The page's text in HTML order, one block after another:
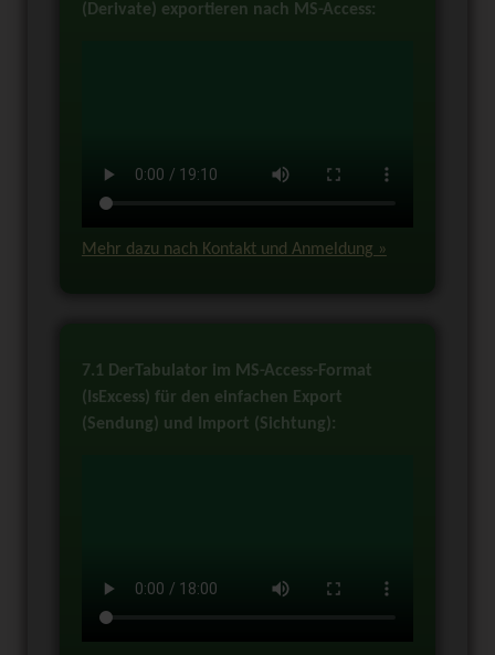
(Derivate) exportieren nach MS-Access:
Mehr dazu nach Kontakt und Anmeldung »
7.1 DerTabulator im MS-Access-Format
(IsExcess) für den einfachen Export
(Sendung) und Import (Sichtung):